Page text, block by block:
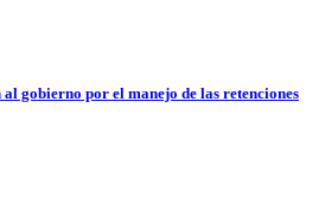
gobierno por el manejo de las retenciones